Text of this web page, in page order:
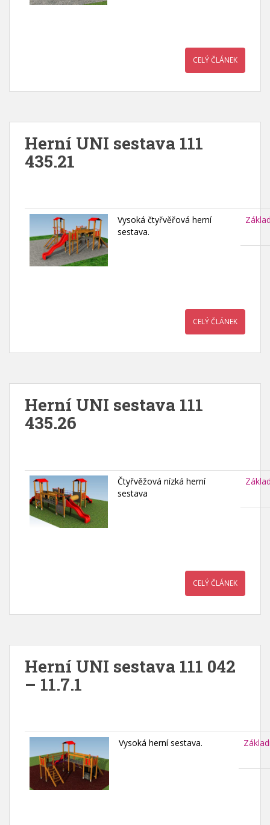
CELÝ ČLÁNEK
Herní UNI sestava 111
435.21
Vysoká čtyřvěřová herní
sestava.
CELÝ ČLÁNEK
Herní UNI sestava 111
435.26
Čtyřvěžová nízká herní
sestava
CELÝ ČLÁNEK
Herní UNI sestava 111 042
– 11.7.1
Vysoká herní sestava.